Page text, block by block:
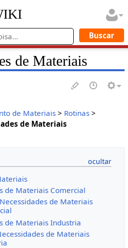
de Materiais
de Materiais> Rotinas>
de Materiais
de Materiais Comercial
de Materiais
de Materiais Industria
de Materiais